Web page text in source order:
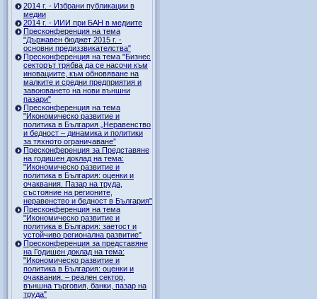
2014 г. - Избрани публикации в
медии
2014 г. - ИИИ при БАН в медиите
Пресконференция на тема
"Държавен бюджет 2015 г. -
основни предиззвикателства"
Пресконференция на тема "Бизнес
секторът трябва да се насочи към
иновациите, към обновяване на
малките и средни предприятия и
завоюването на нови външни
пазари"
Пресконференция на тема
"Икономическо развитие и
политика в България „Неравенство
и бедност – динамика и политики
за тяхното ограничаване”
Пресконференция за Представяне
на годишен доклад на тема:
"Икономическо развитие и
политика в България: оценки и
очаквания. Пазар на труда,
състояние на регионите,
неравенство и бедност в България"
Пресконференция на тема
"Икономическо развитие и
политика в България: заетост и
устойчиво регионална развитие"
Пресконференция за представяне
на Годишен доклад на тема:
"Икономическо развитие и
политика в България: оценки и
очаквания. – реален сектор,
външна търговия, банки, пазар на
труда"